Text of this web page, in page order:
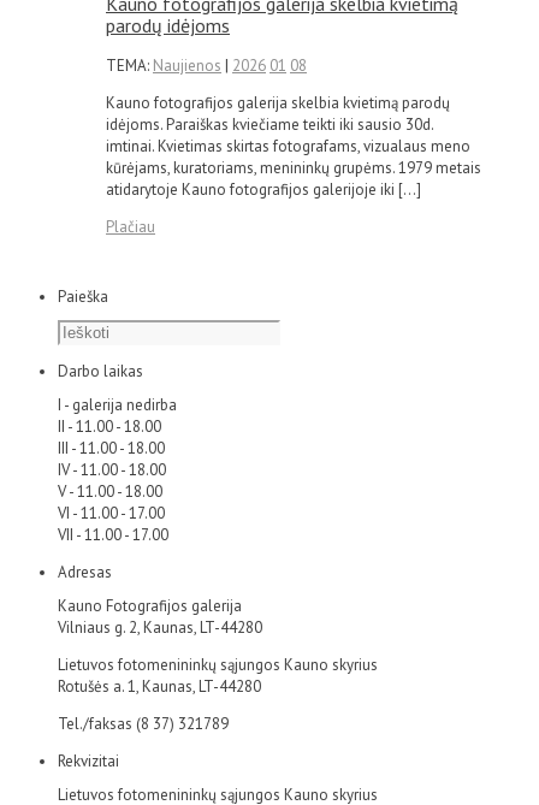
parodų idėjoms
TEMA: Naujienos | 2026 01 08
Kauno fotografijos galerija skelbia kvietimą parodų
idėjoms. Paraiškas kviečiame teikti iki sausio 30d.
imtinai. Kvietimas skirtas fotografams, vizualaus meno
kūrėjams, kuratoriams, menininkų grupėms. 1979 metais
atidarytoje Kauno fotografijos galerijoje iki […]
Plačiau
Paieška
Darbo laikas
I - galerija nedirba
II - 11.00 - 18.00
III - 11.00 - 18.00
IV - 11.00 - 18.00
V - 11.00 - 18.00
VI - 11.00 - 17.00
VII - 11.00 - 17.00
Adresas
Kauno Fotografijos galerija
Vilniaus g. 2, Kaunas, LT-44280
Lietuvos fotomenininkų sąjungos Kauno skyrius
Rotušės a. 1, Kaunas, LT-44280
Tel./faksas (8 37) 321789
Rekvizitai
Lietuvos fotomenininkų sąjungos Kauno skyrius